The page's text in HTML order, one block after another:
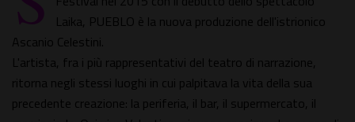
Laika, PUEBLO è la nuova produzione dell'istrionico
Ascanio Celestini.
L'artista, fra i più rappresentativi del teatro di narrazione,
ritorna negli stessi luoghi in cui palpitava la vita della sua
precedente creazione: la periferia, il bar, il supermercato, il